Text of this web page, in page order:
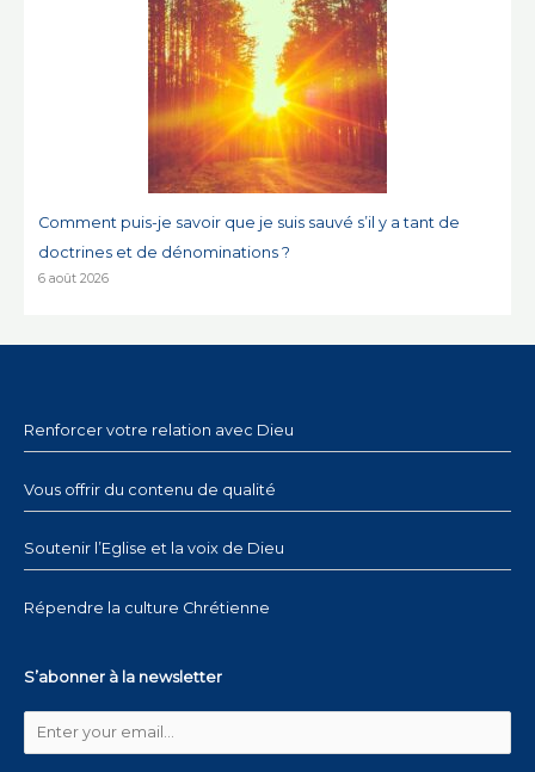
Comment puis-je savoir que je suis sauvé s’il y a tant de
doctrines et de dénominations ?
6 août 2026
Renforcer votre relation avec Dieu
Vous offrir du contenu de qualité
Soutenir l’Eglise et la voix de Dieu
Répendre la culture Chrétienne
S’abonner à la newsletter